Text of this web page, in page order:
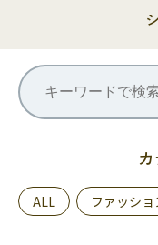
ALL ファッシ